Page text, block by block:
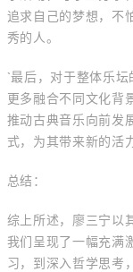
追求自己的梦想，不
秀的人。
`最后，对于整体乐
更多融合不同文化背
推动古典音乐向前发
式，为其带来新的活
总结：
综上所述，廖三宁以
我们呈现了一幅充满
习，到深入哲学思考